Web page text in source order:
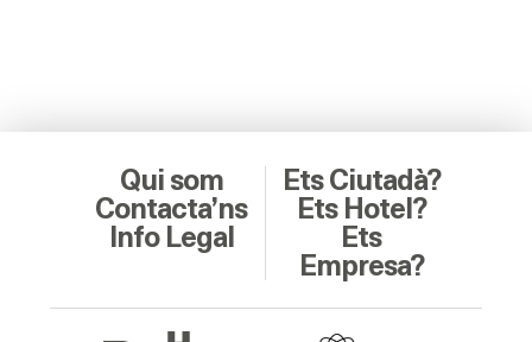
Qui som
Contacta’ns
Info Legal
Ets Ciutadà?
Ets Hotel?
Ets
Empresa?